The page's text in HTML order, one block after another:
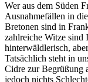
Wer aus dem Süden
Ausnahmefällen in
Bretonen sind in
zahlreiche Witze sind
hinterwäldlerisch,
Tatsächlich steht in
Cidre zur Begrüßung
jedoch nichts